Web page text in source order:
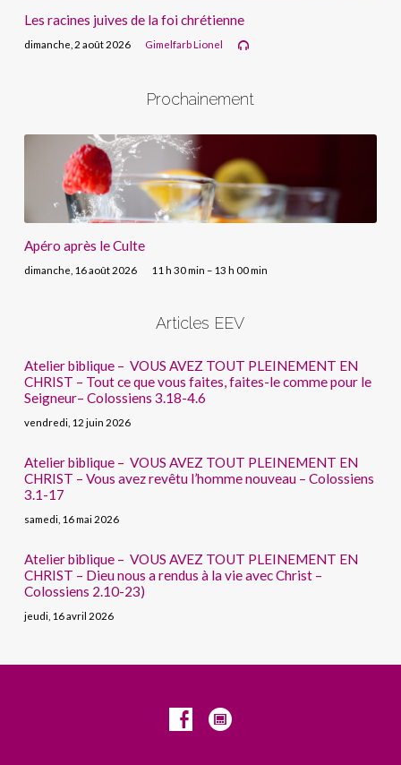
Les racines juives de la foi chrétienne
dimanche, 2 août 2026 Gimelfarb Lionel
Prochainement
Apéro après le Culte
dimanche, 16 août 2026 11 h 30 min – 13 h 00 min
Articles EEV
Atelier biblique – VOUS AVEZ TOUT PLEINEMENT EN
CHRIST – Tout ce que vous faites, faites-le comme pour le
Seigneur– Colossiens 3.18-4.6
vendredi, 12 juin 2026
Atelier biblique – VOUS AVEZ TOUT PLEINEMENT EN
CHRIST – Vous avez revêtu l’homme nouveau – Colossiens
3.1-17
samedi, 16 mai 2026
Atelier biblique – VOUS AVEZ TOUT PLEINEMENT EN
CHRIST – Dieu nous a rendus à la vie avec Christ –
Colossiens 2.10-23)
jeudi, 16 avril 2026